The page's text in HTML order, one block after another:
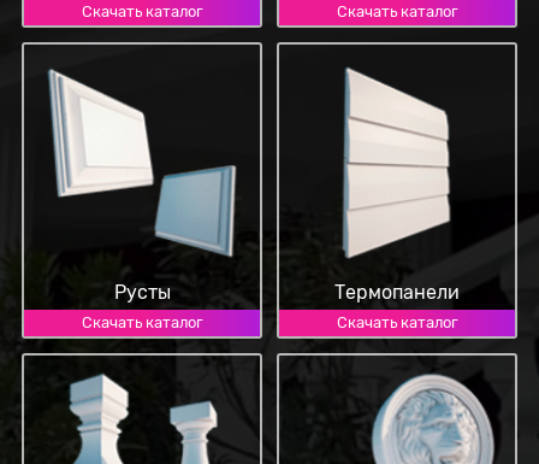
Скачать каталог Скачать каталог
Русты
Скачать каталог
Термопанели
Скачать каталог